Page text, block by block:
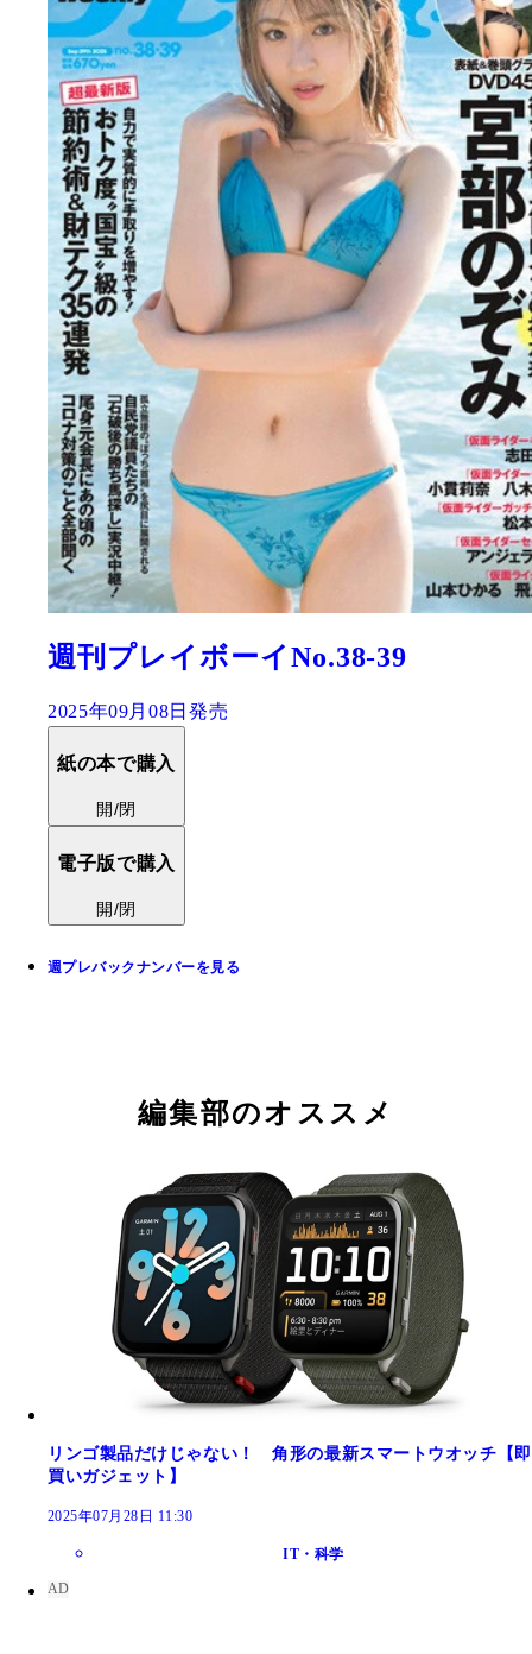
週刊プレイボーイNo.38-39
2025年09月08日発売
紙の本で購入
開/閉
電子版で購入
開/閉
週プレバックナンバーを見る
編集部のオススメ
リンゴ製品だけじゃない！ 角形の最新スマートウオッチ【即
買いガジェット】
2025年07月28日 11:30
IT・科学